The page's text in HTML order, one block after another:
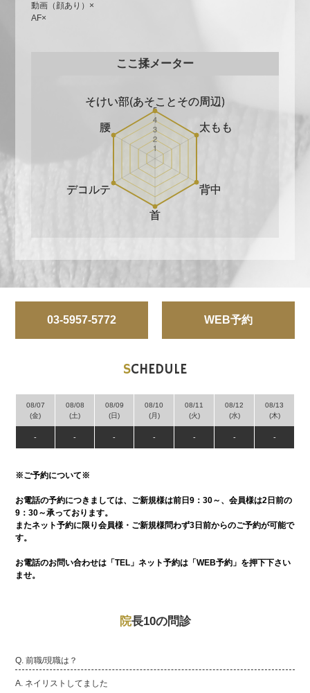
動画（顔あり）×
AF×
ここ揉メーター
03-5957-5772 WEB予約
SCHEDULE
08/07
(金)
08/08
(土)
08/09
(日)
08/10
(月)
08/11
(火)
08/12
(水)
08/13
(木)
- - - - - - -
※ご予約について※
お電話の予約につきましては、ご新規様は前日9：30～、会員様は2日前の
9：30～承っております。
またネット予約に限り会員様・ご新規様問わず3日前からのご予約が可能で
す。
お電話のお問い合わせは「TEL」ネット予約は「WEB予約」を押下下さい
ませ。
院長10の問診
Q. 前職/現職は？
A. ネイリストしてました